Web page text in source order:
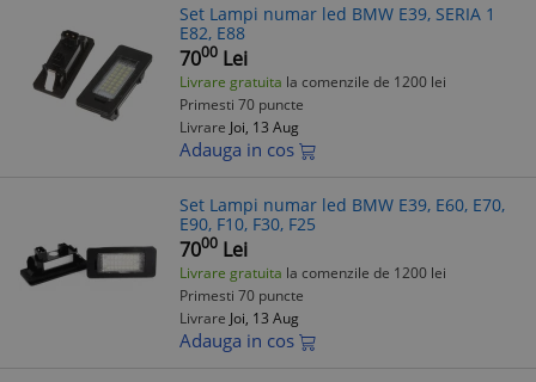
Set Lampi numar led BMW E39, SERIA 1
E82, E88
7000 Lei
Livrare gratuita la comenzile de 1200 lei
Primesti 70 puncte
Livrare Joi, 13 Aug
Adauga in cos
Set Lampi numar led BMW E39, E60, E70,
E90, F10, F30, F25
7000 Lei
Livrare gratuita la comenzile de 1200 lei
Primesti 70 puncte
Livrare Joi, 13 Aug
Adauga in cos